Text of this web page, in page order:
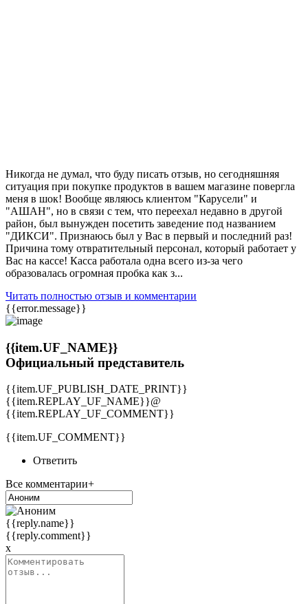
Никогда не думал, что буду писать отзыв, но сегодняшняя
ситуация при покупке продуктов в вашем магазине повергла
меня в шок! Вообще являюсь клиентом "Карусели" и
"АШАН", но в связи с тем, что переехал недавно в другой
район, был вынужден посетить заведение под названием
"ДИКСИ". Признаюсь был у Вас в первый и последний раз!
Причина тому отвратительный персонал, который работает у
Вас на кассе! Касса работала одна всего из-за чего
образовалась огромная пробка как з...
Читать полностью отзыв и комментарии
{{error.message}}
{{item.UF_NAME}}
Официальный представитель
{{item.UF_PUBLISH_DATE_PRINT}}
{{item.REPLAY_UF_NAME}}@
{{item.REPLAY_UF_COMMENT}}
{{item.UF_COMMENT}}
Ответить
Все комментарии+
{{reply.name}}
{{reply.comment}}
x